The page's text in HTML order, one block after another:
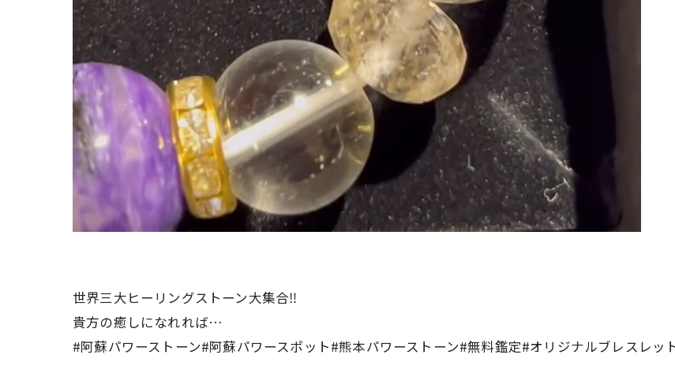
世界三大ヒーリングストーン大集合‼️
貴方の癒しになれれば…
#阿蘇パワーストーン#阿蘇パワースポット#熊本パワーストーン#無料鑑定#オリジナルブレスレッ